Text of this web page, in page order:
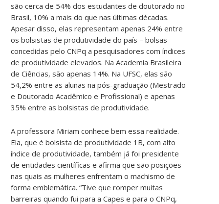
são cerca de 54% dos estudantes de doutorado no
Brasil, 10% a mais do que nas últimas décadas.
Apesar disso, elas representam apenas 24% entre
os bolsistas de produtividade do país – bolsas
concedidas pelo CNPq a pesquisadores com índices
de produtividade elevados. Na Academia Brasileira
de Ciências, são apenas 14%. Na UFSC, elas são
54,2% entre as alunas na pós-graduação (Mestrado
e Doutorado Acadêmico e Profissional) e apenas
35% entre as bolsistas de produtividade.
A professora Miriam conhece bem essa realidade.
Ela, que é bolsista de produtividade 1B, com alto
índice de produtividade, também já foi presidente
de entidades científicas e afirma que são posições
nas quais as mulheres enfrentam o machismo de
forma emblemática. “Tive que romper muitas
barreiras quando fui para a Capes e para o CNPq,